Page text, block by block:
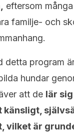
eftersom
familje- och
detta program
hundar
att de lär
känsligt,
vilket är